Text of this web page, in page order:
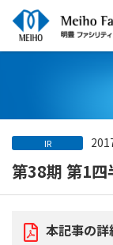
IR
第38期 第1四
本記事の詳